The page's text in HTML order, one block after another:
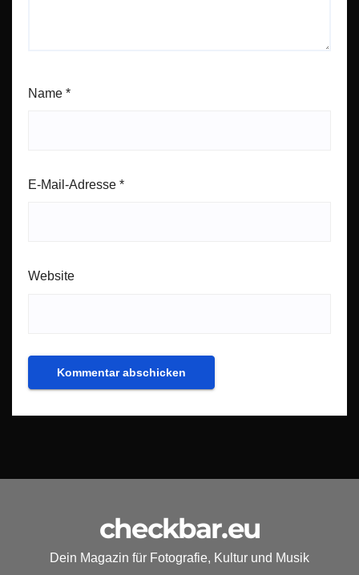
Name *
E-Mail-Adresse *
Website
checkbar.eu
Dein Magazin für Fotografie, Kultur und Musik